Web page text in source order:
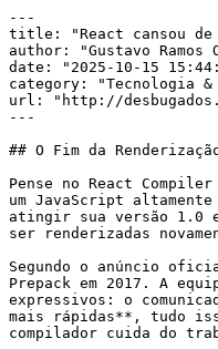
---
title: "React cansou de
author: "Gustavo Ramos
date: "2025-10-15
category: "Tecnologia &
url: "http://
---
## O Fim da
Pense no React
um JavaScript
atingir sua versão 1.0
ser renderizadas
Segundo o anúncio
Prepack em 2017. A
expressivos: o
mais rápidas**, tudo
compilador cuida do